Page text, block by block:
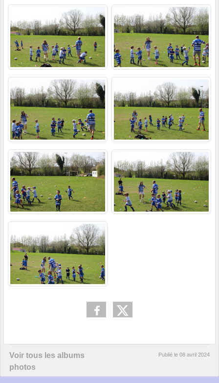
Voir tous les albums
photos
Publié le 08 avril 2024